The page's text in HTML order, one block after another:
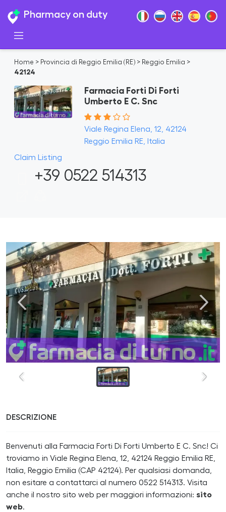
Pharmacy on duty
Home > Provincia di Reggio Emilia (RE) > Reggio Emilia >
42124
Farmacia Forti Di Forti
Umberto E C. Snc
Viale Regina Elena, 12, 42124
Reggio Emilia RE, Italia
Claim Listing
+39 0522 514313
DESCRIZIONE
Benvenuti alla Farmacia Forti Di Forti Umberto E C. Snc! Ci
troviamo in Viale Regina Elena, 12, 42124 Reggio Emilia RE,
Italia, Reggio Emilia (CAP 42124). Per qualsiasi domanda,
non esitare a contattarci al numero 0522 514313. Visita
anche il nostro sito web per maggiori informazioni: sito
web.